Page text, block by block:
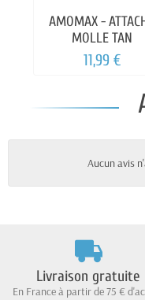
AMOMAX -
MOLLE TAN
11,99 €
Aucun avis
Livraison gratuite
En France à partir de 75 €